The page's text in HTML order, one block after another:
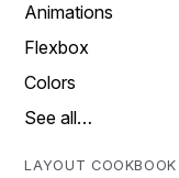
Animations
Flexbox
Colors
See all…
LAYOUT COOKBOOK